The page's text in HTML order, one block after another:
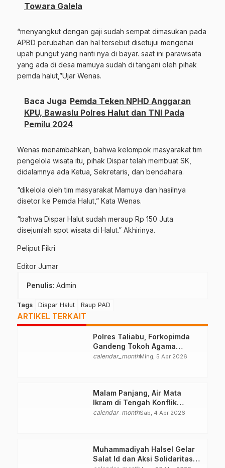
Towara Galela
“menyangkut dengan gaji sudah sempat dimasukan pada
APBD perubahan dan hal tersebut disetujui mengenai
upah pungut yang nanti nya di bayar. saat ini parawisata
yang ada di desa mamuya sudah di tangani oleh pihak
pemda halut,”Ujar Wenas.
Baca Juga Pemda Teken NPHD Anggaran
KPU, Bawaslu Polres Halut dan TNI Pada
Pemilu 2024
Wenas menambahkan, bahwa kelompok masyarakat tim
pengelola wisata itu, pihak Dispar telah membuat SK,
didalamnya ada Ketua, Sekretaris, dan bendahara.
“dikelola oleh tim masyarakat Mamuya dan hasilnya
disetor ke Pemda Halut,” Kata Wenas.
“bahwa Dispar Halut sudah meraup Rp 150 Juta
disejumlah spot wisata di Halut.” Akhirinya.
Peliput Fikri
Editor Jumar
Penulis: Admin
Tags Dispar Halut Raup PAD
ARTIKEL TERKAIT
Polres Taliabu, Forkopimda
Gandeng Tokoh Agama
Deklarasikan Damai
calendar_monthMing, 5 Apr 2026
Malam Panjang, Air Mata
Ikram di Tengah Konflik
Halteng
calendar_monthSab, 4 Apr 2026
Muhammadiyah Halsel Gelar
Salat Id dan Aksi Solidaritas